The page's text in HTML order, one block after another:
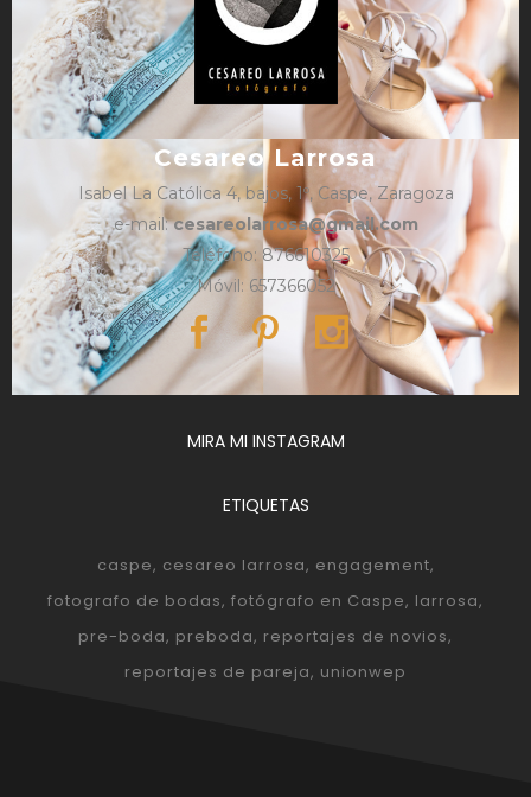
Cesareo Larrosa
Isabel La Católica 4, bajos, 1º, Caspe, Zaragoza
e-mail:cesareolarrosa@gmail.com
Teléfono: 876610325
Móvil: 657366052
MIRA MI INSTAGRAM
ETIQUETAS
caspe cesareo larrosa engagement
fotografo de bodas fotógrafo en Caspe larrosa
pre-boda preboda reportajes de novios
reportajes de pareja unionwep